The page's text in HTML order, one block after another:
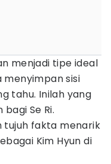
menjadi tipe ideal
menyimpan sisi
tahu. Inilah yang
Se Ri.
tujuh fakta menarik
Kim Hyun di